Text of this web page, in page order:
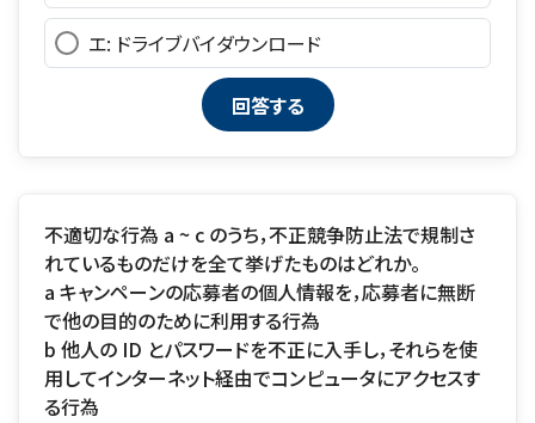
エ: ドライブバイダウンロード
不適切な行為 a ~ c のうち，不正競争防止法で規制さ
れているものだけを全て挙げたものはどれか。
a キャンペーンの応募者の個人情報を，応募者に無断
で他の目的のために利用する行為
b 他人の ID とパスワードを不正に入手し，それらを使
用してインターネット経由でコンピュータにアクセスす
る行為